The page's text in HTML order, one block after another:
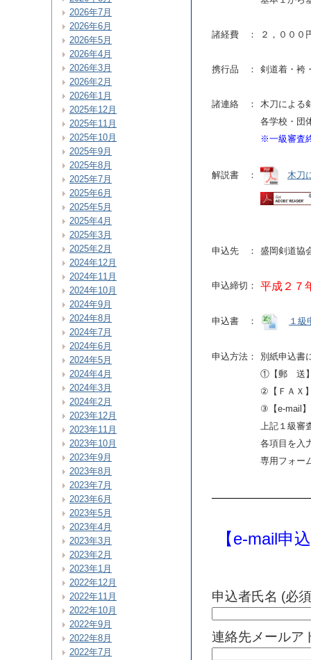
諸経費 ： ２，０
携行品 ： 剣道着・袴
諸連絡 ：
木刀による
各学校・団
※一級審査
解説書 ： 木刀
申込先 ： 盛岡剣道協
申込締切： 平成２７
申込書 ： １級
申込方法：
別紙申込書
①【郵 送
②【ＦＡＸ
③【e-mail
上記１級審
各項目を入
専用フォー
【e-mail申
申込者氏名 (必
連絡先メールア
2026年7月
2026年6月
2026年5月
2026年4月
2026年3月
2026年2月
2026年1月
2025年12月
2025年11月
2025年10月
2025年9月
2025年8月
2025年7月
2025年6月
2025年5月
2025年4月
2025年3月
2025年2月
2024年12月
2024年11月
2024年10月
2024年9月
2024年8月
2024年7月
2024年6月
2024年5月
2024年4月
2024年3月
2024年2月
2023年12月
2023年11月
2023年10月
2023年9月
2023年8月
2023年7月
2023年6月
2023年5月
2023年4月
2023年3月
2023年2月
2023年1月
2022年12月
2022年11月
2022年10月
2022年9月
2022年8月
2022年7月